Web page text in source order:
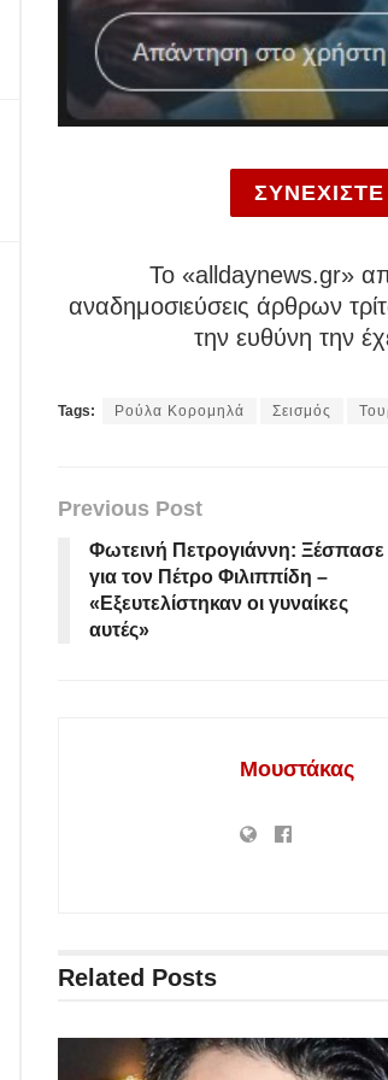
ΣΥΝΕΧΙΣΤΕ
To «alldaynews.gr»
αναδημοσιεύσεις άρθρων
την ευθύνη την
Tags: Ρούλα Κορομηλά Σεισμός
Previous Post
Φωτεινή Πετρογιάννη: Ξέσπασε
για τον Πέτρο Φιλιππίδη –
«Εξευτελίστηκαν οι γυναίκες
αυτές»
Μουστάκας
Related Posts